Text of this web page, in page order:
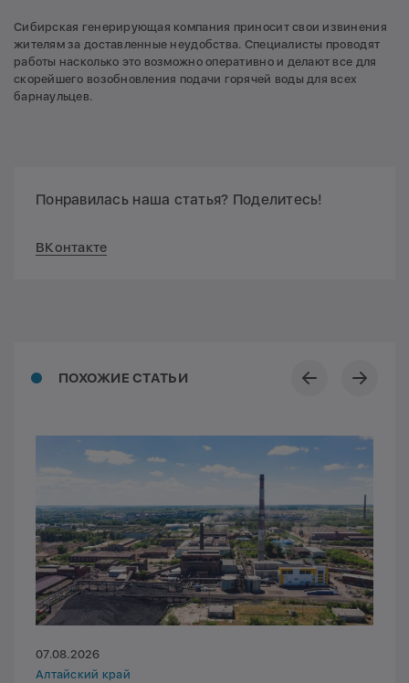
Сибирская генерирующая компания приносит свои извинения
жителям за доставленные неудобства. Специалисты проводят
работы насколько это возможно оперативно и делают все для
скорейшего возобновления подачи горячей воды для всех
барнаульцев.
Понравилась наша статья? Поделитесь!
ВКонтакте
ПОХОЖИЕ СТАТЬИ
07.08.2026
Алтайский край